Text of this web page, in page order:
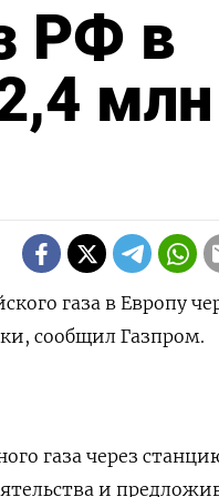
РФ в
млн
газа в Европу
сообщил Газпром.
газа через
и